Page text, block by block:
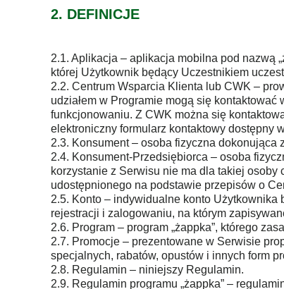
2. DEFINICJE
2.1. Aplikacja – aplikacja mobilna pod nazwą
której Użytkownik będący Uczestnikiem
2.2. Centrum Wsparcia Klienta lub CWK –
udziałem w Programie mogą się
funkcjonowaniu. Z CWK można się
elektroniczny formularz kontaktowy dostępny
2.3. Konsument – osoba fizyczna
2.4. Konsument-Przedsiębiorca – osoba
korzystanie z Serwisu nie ma dla takiej
udostępnionego na podstawie przepisów o
2.5. Konto – indywidualne konto
rejestracji i zalogowaniu, na którym
2.6. Program – program „żappka”, którego
2.7. Promocje – prezentowane w Serwisie
specjalnych, rabatów, opustów i innych form
2.8. Regulamin – niniejszy Regulamin.
2.9. Regulamin programu „żappka” –